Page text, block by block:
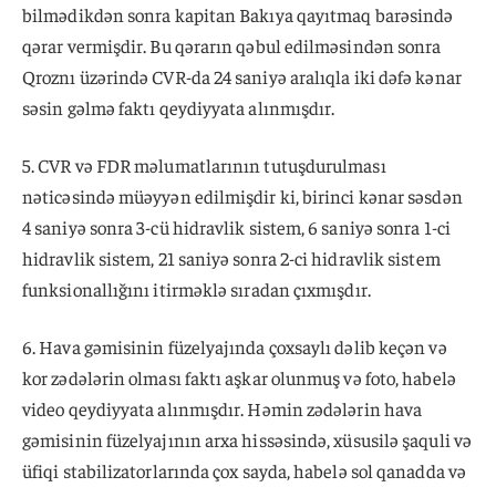
bilmədikdən sonra kapitan Bakıya qayıtmaq barəsində
qərar vermişdir. Bu qərarın qəbul edilməsindən sonra
Qroznı üzərində CVR-da 24 saniyə aralıqla iki dəfə kənar
səsin gəlmə faktı qeydiyyata alınmışdır.
5. CVR və FDR məlumatlarının tutuşdurulması
nəticəsində müəyyən edilmişdir ki, birinci kənar səsdən
4 saniyə sonra 3-cü hidravlik sistem, 6 saniyə sonra 1-ci
hidravlik sistem, 21 saniyə sonra 2-ci hidravlik sistem
funksionallığını itirməklə sıradan çıxmışdır.
6. Hava gəmisinin füzelyajında çoxsaylı dəlib keçən və
kor zədələrin olması faktı aşkar olunmuş və foto, habelə
video qeydiyyata alınmışdır. Həmin zədələrin hava
gəmisinin füzelyajının arxa hissəsində, xüsusilə şaquli və
üfiqi stabilizatorlarında çox sayda, habelə sol qanadda və